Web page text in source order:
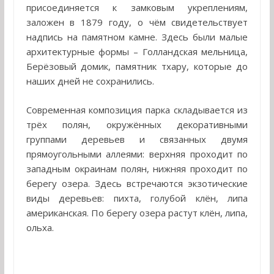
присоединяется к замковым укреплениям,
заложен в 1879 году, о чём свидетельствует
надпись на памятном камне. Здесь были малые
архитектурные формы – Голландская мельница,
Берёзовый домик, памятник тхару, которые до
наших дней не сохранились.
Современная композиция парка складывается из
трёх полян, окружённых декоративными
группами деревьев и связанных двумя
прямоугольными аллеями: верхняя проходит по
западным окраинам полян, нижняя проходит по
берегу озера. Здесь встречаются экзотические
виды деревьев: пихта, голубой клён, липа
американская. По берегу озера растут клён, липа,
ольха.